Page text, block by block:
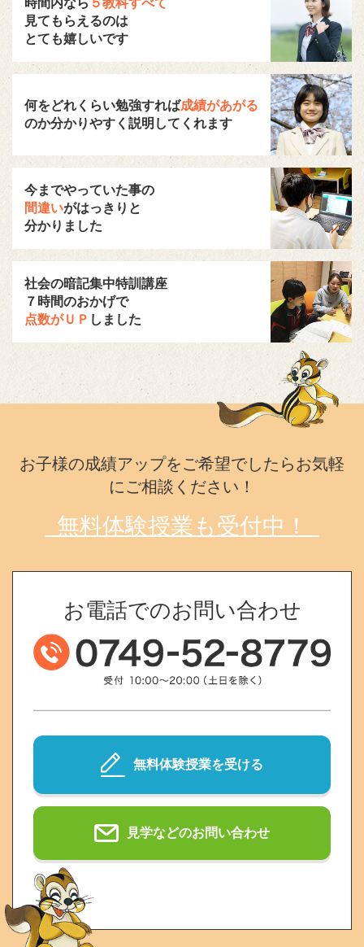
時間内なら ５教科すべて
見てもらえるのは
とても嬉しいです
何をどれくらい勉強すれば成績があがる
のか分かりやすく説明してくれます
今までやっていた事の
間違いがはっきりと
分かりました
社会の暗記集中特訓講座
７時間のおかげで
点数がＵＰ しました
お子様の成績アップをご希望でしたらお気軽
にご相談ください！
無料体験授業も受付中！
お電話でのお問い合わせ
無料体験授業を受ける
見学などのお問い合わせ